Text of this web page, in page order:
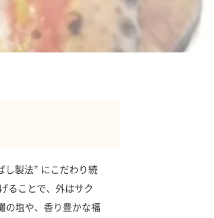
し製法” にこだわり続
ることで、外はサク
の塩や、香り豊かな福